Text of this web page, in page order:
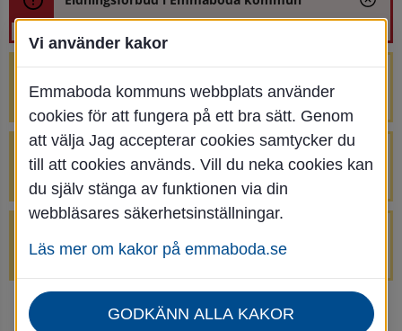
renoveringen av Bjurbäcksbron
Tillfälliga avstängningar på Centrumtorget
v. 25-34
avstängda.
Startsida Uppleva & göra
Nyheter för uppleva och göra
Vi använder kakor
Emmaboda kommuns webbplats använder
cookies för att fungera på ett bra sätt. Genom
att välja Jag accepterar cookies samtycker du
till att cookies används. Vill du neka cookies kan
du själv stänga av funktionen via din
webbläsares säkerhetsinställningar.
Läs mer om kakor på emmaboda.se
GODKÄNN ALLA KAKOR